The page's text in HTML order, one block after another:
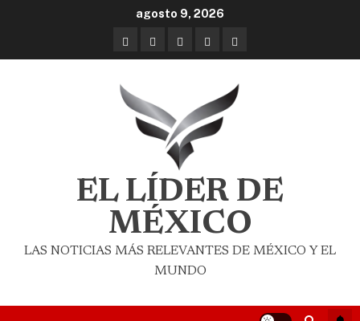
agosto 9, 2026
EL LÍDER DE
MÉXICO
LAS NOTICIAS MÁS RELEVANTES DE MÉXICO Y EL
MUNDO